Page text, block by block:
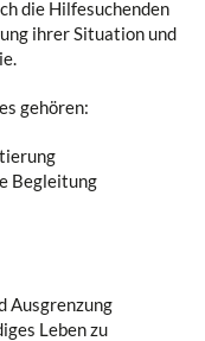
die Hilfesuchenden
ihrer Situation und
gehören:
Begleitung
Ausgrenzung
Leben zu